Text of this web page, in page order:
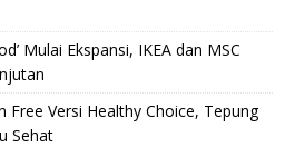
Mulai Ekspansi, IKEA dan MSC
Free Versi Healthy Choice, Tepung
Sehat